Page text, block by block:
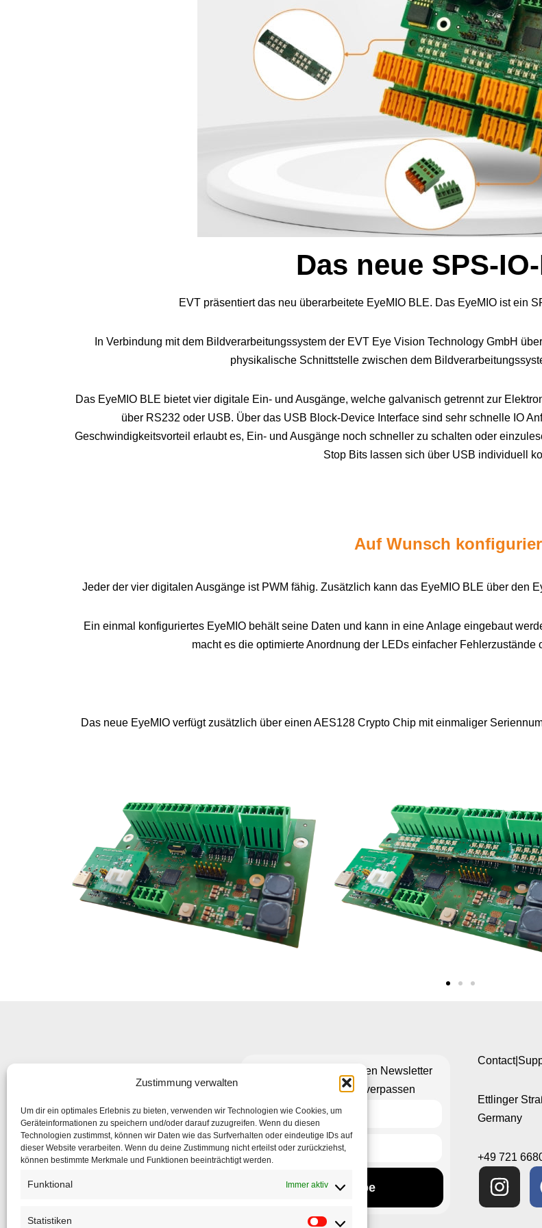
Zustimmung verwalten
Um dir ein optimales Erlebnis zu bieten, verwenden wir Technologien wie Cookies, um
Geräteinformationen zu speichern und/oder darauf zuzugreifen. Wenn du diesen
Technologien zustimmst, können wir Daten wie das Surfverhalten oder eindeutige IDs auf
dieser Website verarbeiten. Wenn du deine Zustimmung nicht erteilst oder zurückziehst,
können bestimmte Merkmale und Funktionen beeinträchtigt werden.
Funktional Immer aktiv
Statistiken
Das neue SPS-
EVT präsentiert das neu überarbeitete EyeMIO BLE. Das EyeMIO ist ein
In Verbindung mit dem Bildverarbeitungssystem der EVT Eye Vision Technology GmbH
physikalische Schnittstelle zwischen dem
Das EyeMIO BLE bietet vier digitale Ein- und Ausgänge, welche galvanisch getrennt zur
über RS232 oder USB. Über das USB Block-Device Interface sind sehr schnelle IO
Geschwindigkeitsvorteil erlaubt es, Ein- und Ausgänge noch schneller zu schalten oder
Stop Bits lassen sich über USB individuell
Auf Wunsch
Jeder der vier digitalen Ausgänge ist PWM fähig. Zusätzlich kann das EyeMIO BLE über den
Ein einmal konfiguriertes EyeMIO behält seine Daten und kann in eine Anlage eingebaut
macht es die optimierte Anordnung der LEDs einfacher Fehlerzustände
Das neue EyeMIO verfügt zusätzlich über einen AES128 Crypto Chip mit einmaliger
Abonnieren Sie unseren Newsletter
um nichts mehr zu verpassen
Subscribe
Ettlinger
Germany
+49 721